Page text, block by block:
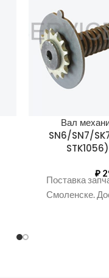
Вал
SN6/SN7/
₽
Поставка
Смоленске.